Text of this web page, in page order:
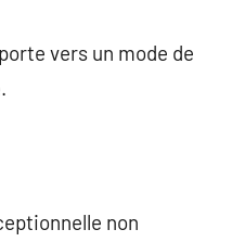
vers un mode de
non